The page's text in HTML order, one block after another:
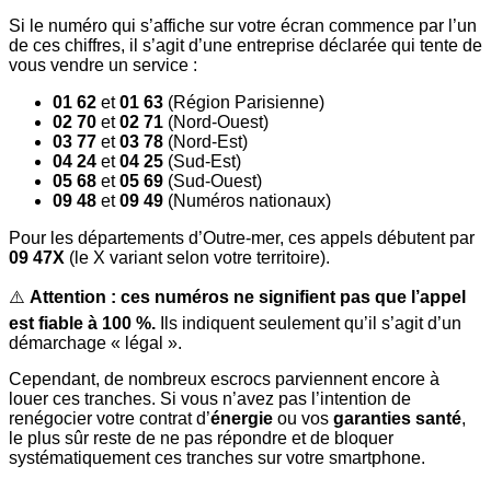
Si le numéro qui s’affiche sur votre écran commence par l’un
de ces chiffres, il s’agit d’une entreprise déclarée qui tente de
vous vendre un service :
01 62 et01 63 (Région Parisienne)
02 70 et02 71 (Nord-Ouest)
03 77 et03 78 (Nord-Est)
04 24 et04 25 (Sud-Est)
05 68 et05 69 (Sud-Ouest)
09 48 et09 49 (Numéros nationaux)
Pour les départements d’Outre-mer, ces appels débutent par
09 47X (le X variant selon votre territoire).
⚠️ Attention : ces numéros ne signifient pas que l’appel
est fiable à 100 %. Ils indiquent seulement qu’il s’agit d’un
démarchage « légal ».
Cependant, de nombreux escrocs parviennent encore à
louer ces tranches. Si vous n’avez pas l’intention de
renégocier votre contrat d’énergie ou vos garanties santé,
le plus sûr reste de ne pas répondre et de bloquer
systématiquement ces tranches sur votre smartphone.